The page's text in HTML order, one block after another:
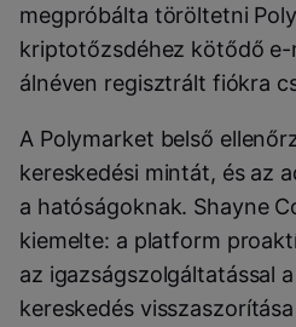
megpróbálta töröltetni
kriptotőzsdéhez kötődő e-
álnéven regisztrált fiókra
A Polymarket belső
kereskedési mintát, és az
a hatóságoknak. Shayne
kiemelte: a platform
az igazságszolgáltatással
kereskedés